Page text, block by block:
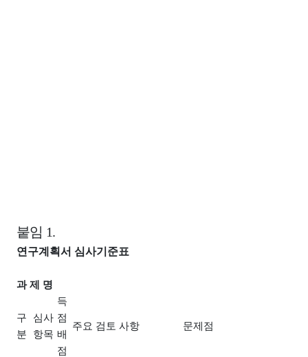
붙임 1.
연구계획서 심사기준표
과 제 명
구
분
심사
항목
득
점
배
점
주요 검토 사항 문제점